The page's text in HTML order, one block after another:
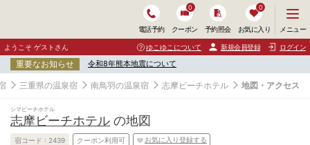
電話予約 クーポン
0
予約照会 お気に入り
0
ニ
ュ
ー
開
く
メニュー
ようこそ ゲストさん ゆこゆこについて 新規会員登録 ログイン
重要なお知らせ 令和8年熊本地震について
三重県の温泉宿 南鳥羽の温泉宿 志摩ビーチホテル 地図・アクセス
シマビーチホテル
志摩ビーチホテル の地図
宿コード : 2439 クーポン利用可 お気に入り登録する